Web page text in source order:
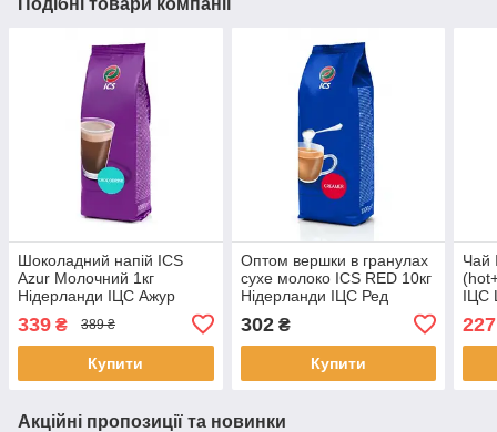
Подібні товари компанії
Шоколадний напій ICS
Azur Молочний 1кг
Нідерланди ІЦС Ажур
339 ₴ 389 ₴
Купити
Оптом вершки в гранулах
сухе молоко ICS RED 10кг
Нідерланди ІЦС Ред
302₴
Купити
Чай
ІЦС
227
Акційні пропозиції та новинки